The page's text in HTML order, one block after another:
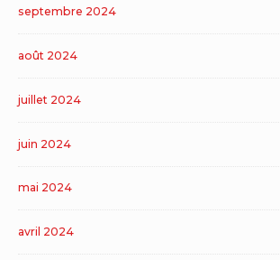
septembre 2024
août 2024
juillet 2024
juin 2024
mai 2024
avril 2024